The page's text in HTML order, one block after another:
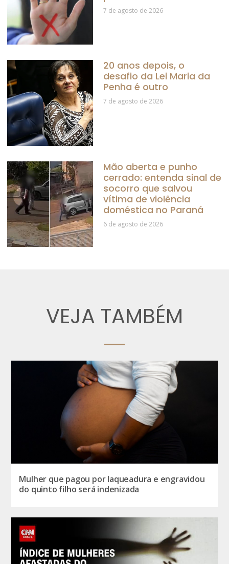
7 de agosto de 2026
20 anos depois, o
desafio da Lei Maria da
Penha é outro
7 de agosto de 2026
Mão aberta e punho
cerrado: entenda sinal de
socorro que salvou
vítima de violência
doméstica no Paraná
6 de agosto de 2026
VEJA TAMBÉM
Mulher que pagou por laqueadura e engravidou
do quinto filho será indenizada